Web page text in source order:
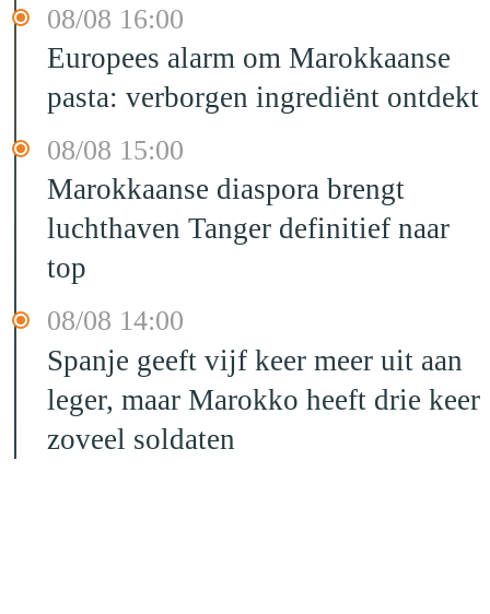
08/08 16:00
Europees alarm om Marokkaanse
pasta: verborgen ingrediënt ontdekt
08/08 15:00
Marokkaanse diaspora brengt
luchthaven Tanger definitief naar
top
08/08 14:00
Spanje geeft vijf keer meer uit aan
leger, maar Marokko heeft drie keer
zoveel soldaten